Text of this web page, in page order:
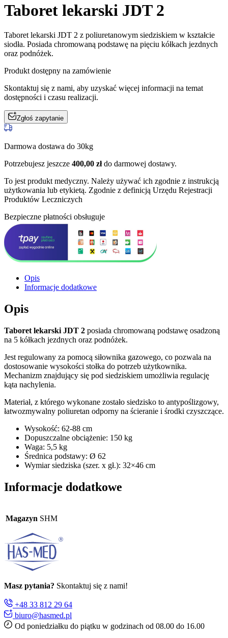
Taboret lekarski JDT 2
Taboret lekarski JDT 2 z poliuretanowym siedziskiem w kształcie
siodła. Posiada chromowaną podstawę na pięciu kółkach jezdnych
oraz podnóżek.
Produkt dostępny na zamówienie
Skontaktuj się z nami, aby uzyskać więcej informacji na temat
dostępności i czasu realizacji.
Zgłoś zapytanie
Darmowa dostawa do 30kg
Potrzebujesz jeszcze 400,00 złdo darmowej dostawy.
To jest produkt medyczny. Należy używać ich zgodnie z instrukcją
użytkowania lub etykietą. Zgodnie z definicją Urzędu Rejestracji
Produktów Leczniczych
Bezpieczne płatności obsługuje
Opis
Informacje dodatkowe
Opis
Taboret lekarski JDT 2 posiada chromowaną podstawę osadzoną
na 5 kółkach jezdnych oraz podnóżek.
Jest regulowany za pomocą siłownika gazowego, co pozwala na
dostosowanie wysokości stołka do potrzeb użytkownika.
Mechanizm znajdujący się pod siedziskiem umożliwia regulację
kąta nachylenia.
Materiał, z którego wykonane zostało siedzisko to antypoślizgowy,
łatwozmywalny poliuretan odporny na ścieranie i środki czyszczące.
Wysokość: 62-88 cm
Dopuszczalne obciążenie: 150 kg
Waga: 5,5 kg
Średnica podstawy: Ø 62
Wymiar siedziska (szer. x gł.): 32×46 cm
Informacje dodatkowe
Magazyn SHM
Masz pytania? Skontaktuj się z nami!
+48 33 812 29 64
biuro@hasmed.pl
Od poniedziałku do piątku w godzinach od 08.00 do 16.00